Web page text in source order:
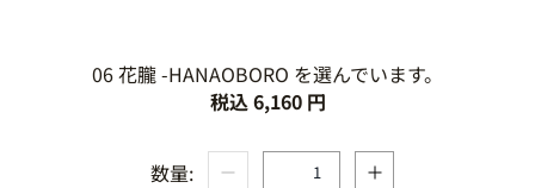
06 花朧 -HANAOBORO を選んでいます。
税込 6,160 円
数量: